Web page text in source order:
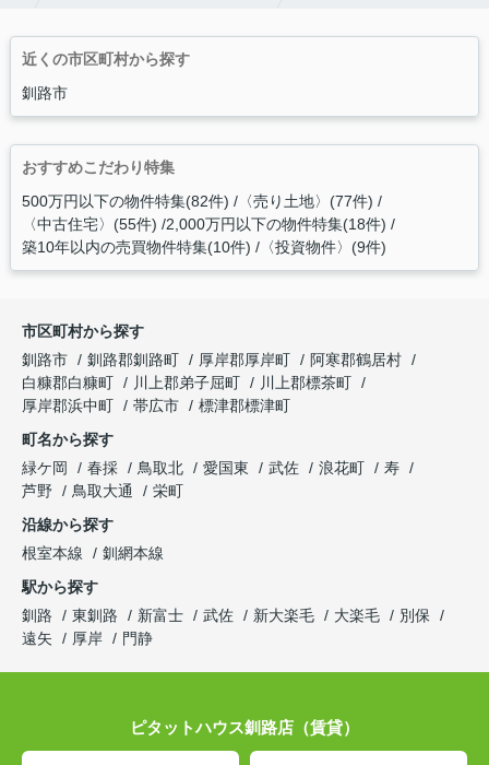
近くの市区町村から探す
釧路市
おすすめこだわり特集
500万円以下の物件特集(82件) 〈売り土地〉(77件)
〈中古住宅〉(55件) 2,000万円以下の物件特集(18件)
築10年以内の売買物件特集(10件) 〈投資物件〉(9件)
市区町村から探す
釧路市
釧路郡釧路町 厚岸郡厚岸町
阿寒郡鶴居村
白糠郡白糠町
川上郡弟子屈町
川上郡標茶町
厚岸郡浜中町
帯広市
標津郡標津町
町名から探す
緑ケ岡
春採 鳥取北 愛国東 武佐 浪花町
寿
芦野
鳥取大通
栄町
沿線から探す
根室本線
釧網本線
駅から探す
釧路
東釧路 新富士 武佐 新大楽毛 大楽毛
別保
遠矢
厚岸 門静
ピタットハウス釧路店（賃貸）